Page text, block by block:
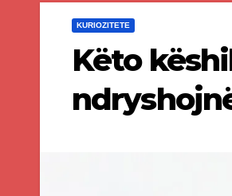
KURIOZITETE
Këto